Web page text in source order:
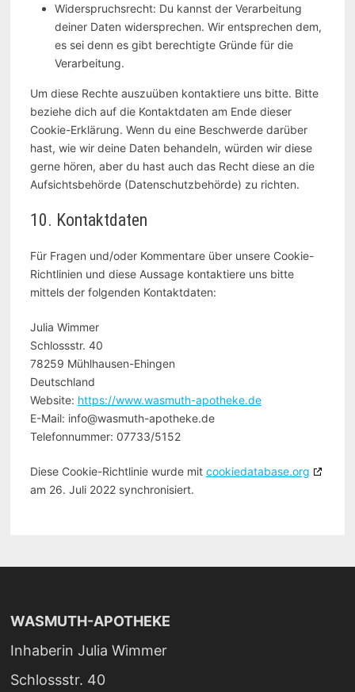
Widerspruchsrecht: Du kannst der Verarbeitung
deiner Daten widersprechen. Wir entsprechen dem,
es sei denn es gibt berechtigte Gründe für die
Verarbeitung.
Um diese Rechte auszuüben kontaktiere uns bitte. Bitte
beziehe dich auf die Kontaktdaten am Ende dieser
Cookie-Erklärung. Wenn du eine Beschwerde darüber
hast, wie wir deine Daten behandeln, würden wir diese
gerne hören, aber du hast auch das Recht diese an die
Aufsichtsbehörde (Datenschutzbehörde) zu richten.
10. Kontaktdaten
Für Fragen und/oder Kommentare über unsere Cookie-
Richtlinien und diese Aussage kontaktiere uns bitte
mittels der folgenden Kontaktdaten:
Julia Wimmer
Schlossstr. 40
78259 Mühlhausen-Ehingen
Deutschland
Website: https://www.wasmuth-apotheke.de
E-Mail: info@wasmuth-apotheke.de
Telefonnummer: 07733/5152
Diese Cookie-Richtlinie wurde mit cookiedatabase.org
am 26. Juli 2022 synchronisiert.
WASMUTH-APOTHEKE
Inhaberin Julia Wimmer
Schlossstr. 40